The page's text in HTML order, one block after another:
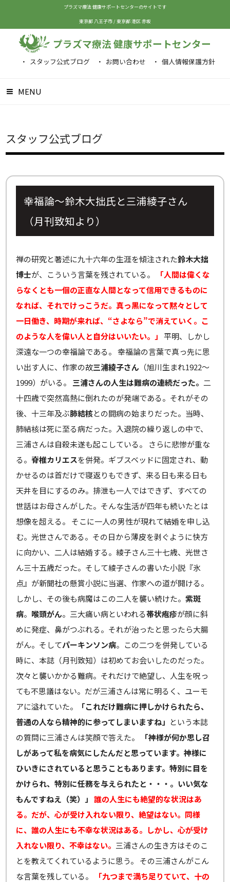
プラズマ療法 健康サポートセンターのサイトです
東京都 八王子市/東京都 港区 赤坂
プラズマ療法 健康サポートセンター
スタッフ公式ブログ お問い合わせ 個人情報保護方針
MENU
スタッフ公式ブログ
幸福論～鈴木大拙氏と三浦綾子さん
（月刊致知より）
禅の研究と著述に九十六年の生涯を傾注された鈴木大拙
博士が、こういう言葉を残されている。
「人間は偉くな
らなくとも一個の正直な人間となって信用できるものに
なれば、それでけっこうだ。真っ黒になって黙々として
一日働き、時期が来れば、“さよなら”で消えていく。こ
のような人を偉い人と自分はいいたい。」 平明、しかし
深遠な一つの幸福論である。 幸福論の言葉で真っ先に思
い出す人に、作家の故三浦綾子さん （旭川生まれ1922～
1999）がいる。 三浦さんの人生は難病の連続だった。 二
十四歳で突然高熱に倒れたのが発端である。それがその
後、十三年及ぶ肺結核との闘病の始まりだった。当時、
肺結核は死に至る病だった。入退院の繰り返しの中で、
三浦さんは自殺未遂も起こしている。 さらに悲惨が重な
る。脊椎カリエスを併発。ギブスベッドに固定され、動
かせるのは首だけで寝返りもできず、来る日も来る日も
天井を目にするのみ。排泄も一人ではできず、すべての
世話はお母さんがした。そんな生活が四年も続いたとは
想像を超える。 そこに一人の男性が現れて結婚を申し込
む。光世さんである。その日から薄皮を剥ぐように快方
に向かい、二人は結婚する。綾子さん三十七歳、光世さ
ん三十五歳だった。そして綾子さんの書いた小説『氷
点』が新聞社の懸賞小説に当選、作家への道が開ける。
しかし、その後も病魔はこの二人を襲い続けた。紫斑
病。 喉頭がん。三大痛い病といわれる帯状疱疹が顔に斜
めに発症、鼻がつぶれる。それが治ったと思ったら大腸
がん。そしてパーキンソン病。この二つを併発している
時に、本誌（月刊致知）は初めてお会いしたのだった。
次々と襲いかかる難病。それだけで絶望し、人生を呪っ
ても不思議はない。だが三浦さんは常に明るく、ユーモ
アに溢れていた。
「これだけ難病に押しかけられたら、
普通の人なら精神的に参ってしまいますね」 という本誌
の質問に三浦さんは笑顔で答えた。
「神様が何か思し召
しがあって私を病気にしたんだと思っています。神様に
ひいきにされていると思うこともあります。特別に目を
かけられ、特別に任務を与えられたと・・・。いい気な
もんですねえ（笑）」 誰の人生にも絶望的な状況はあ
る。だが、心が受け入れない限り、絶望はない。同様
に、誰の人生にも不幸な状況はある。しかし、心が受け
入れない限り、不幸はない。 三浦さんの生き方はそのこ
とを教えてくれているように思う。 その三浦さんがこん
な言葉を残している。
「九つまで満ち足りていて、十の